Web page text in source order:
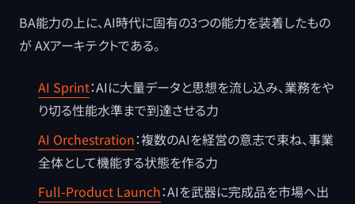
BA能力の上に、AI時代に固有の3つの能力を装着したもの
が AXアーキテクトである。
AI Sprint：AIに大量データと思想を流し込み、業務をや
り切る性能水準まで到達させる力
AI Orchestration：複数のAIを経営の意志で束ね、事業
全体として機能する状態を作る力
Full-Product Launch：AIを武器に完成品を市場へ出